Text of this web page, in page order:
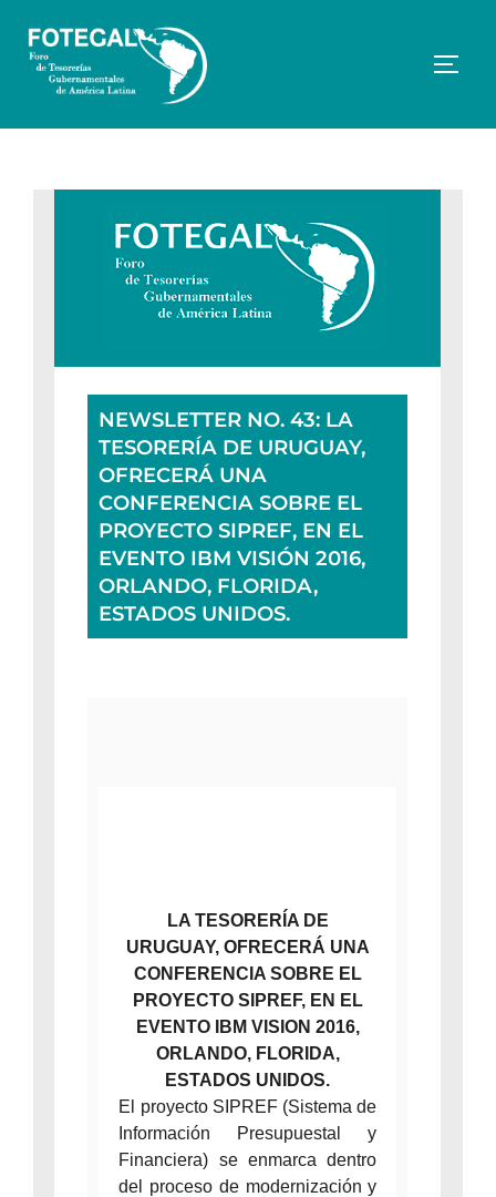
contenido
NEWSLETTER NO. 43: LA
TESORERÍA DE URUGUAY,
OFRECERÁ UNA
CONFERENCIA SOBRE EL
PROYECTO SIPREF, EN EL
EVENTO IBM VISIÓN 2016,
ORLANDO, FLORIDA,
ESTADOS UNIDOS.
LA TESORERÍA DE
URUGUAY, OFRECERÁ UNA
CONFERENCIA SOBRE EL
PROYECTO SIPREF, EN EL
EVENTO IBM VISION 2016,
ORLANDO, FLORIDA,
ESTADOS UNIDOS.
El proyecto SIPREF (Sistema de
Información Presupuestal y
Financiera) se enmarca dentro
del proceso de modernización y